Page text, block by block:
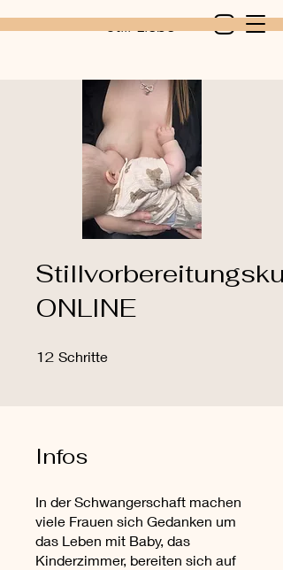
Still-Liebe
ONLINE
12 Schritte
Infos
In der Schwangerschaft machen
viele Frauen sich Gedanken um
das Leben mit Baby, das
Kinderzimmer, bereiten sich auf